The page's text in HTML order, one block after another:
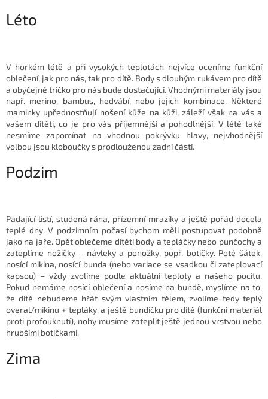
Léto
V horkém létě a při vysokých teplotách nejvíce oceníme funkční
oblečení, jak pro nás, tak pro dítě. Body s dlouhým rukávem pro dítě
a obyčejné tričko pro nás bude dostačující. Vhodnými materiály jsou
např. merino, bambus, hedvábí, nebo jejich kombinace. Některé
maminky upřednostňují nošení kůže na kůži, záleží však na vás a
vašem dítěti, co je pro vás příjemnější a pohodlnější. V létě také
nesmíme zapomínat na vhodnou pokrývku hlavy, nejvhodnější
volbou jsou kloboučky s prodlouženou zadní částí.
Podzim
Padající listí, studená rána, přízemní mrazíky a ještě pořád docela
teplé dny. V podzimním počasí bychom měli postupovat podobně
jako na jaře. Opět oblečeme dítěti body a tepláčky nebo punčochy a
zateplíme nožičky – návleky a ponožky, popř. botičky. Poté šátek,
nosící mikina, nosící bunda (nebo variace se vsadkou či zateplovací
kapsou) – vždy zvolíme podle aktuální teploty a našeho pocitu.
Pokud nemáme nosící oblečení a nosíme na bundě, myslíme na to,
že dítě nebudeme hřát svým vlastním tělem, zvolíme tedy teplý
overal/mikinu + tepláky, a ještě bundičku pro dítě (funkční materiál
proti profouknutí), nohy musíme zateplit ještě jednou vrstvou nebo
hrubšími botičkami.
Zima